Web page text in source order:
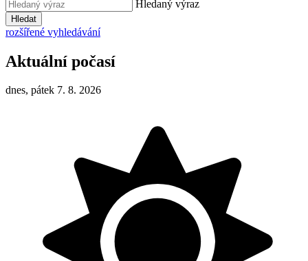
Hledaný výraz
Hledat
rozšířené vyhledávání
Aktuální počasí
dnes, pátek 7. 8. 2026